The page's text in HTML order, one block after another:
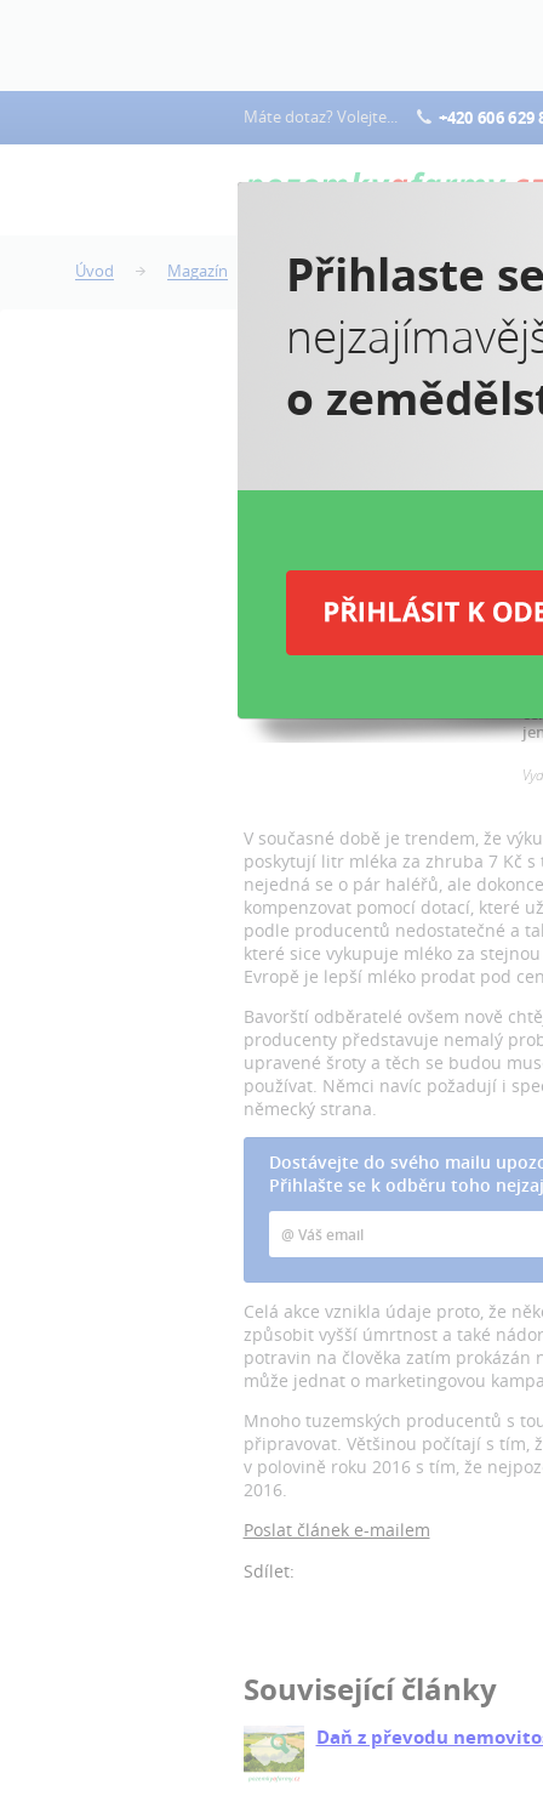
Máte dotaz? Volejte... +420 606 629
Úvod Magazín Němci požadují geneticky
V současné době je trendem, že
poskytují litr mléka za zhruba 7 Kč
nejedná se o pár haléřů, ale
kompenzovat pomocí dotací, které
podle producentů nedostatečné a
které sice vykupuje mléko za
Evropě je lepší mléko prodat pod
Bavorští odběratelé ovšem nově
producenty představuje nemalý
upravené šroty a těch se budou
používat. Němci navíc požadují i
německý strana.
Dostávejte do svého mailu
Přihlašte se k odběru toho
Celá akce vznikla údaje proto, že
způsobit vyšší úmrtnost a také
potravin na člověka zatím
může jednat o marketingovou
Mnoho tuzemských producentů s
připravovat. Většinou počítají s tím,
v polovině roku 2016 s tím, že
2016.
Poslat článek e-mailem
Sdílet:
Související články
Daň z převodu
Přihlaste
o